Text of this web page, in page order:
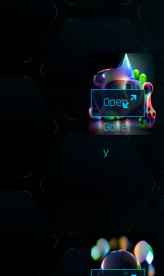
Open
Galler
y